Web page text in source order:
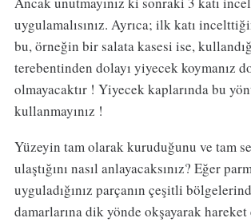
uygulamalısınız. Ayrıca; ilk katı
bu, örneğin bir salata kasesi ise,
terebentinden dolayı yiyecek koymanız
olmayacaktır ! Yiyecek kaplarında bu
kullanmayınız !
Yüzeyin tam olarak kuruduğunu ve tam
ulaştığını nasıl anlayacaksınız? Eğer
uyguladığınız parçanın çeşitli
damarlarına dik yönde okşayarak